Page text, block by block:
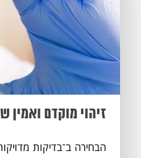
זיהוי מוקדם ואמין
הבחירה ב־בדיקות